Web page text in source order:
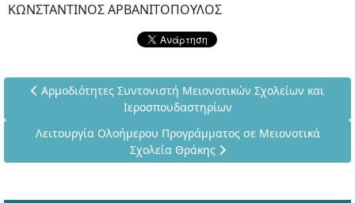
ΚΩΝΣΤΑΝΤΙΝΟΣ ΑΡΒΑΝΙΤΟΠΟΥΛΟΣ
Προηγούμενο άρθρο: Αρμοδιότητες Συντονιστή
Αρμοδιότητες Συντονιστή Μειονοτικών Σχολείων και
Ιεροσπουδαστηρίων
Επόμενο άρθρο: Λειτουργία Ολοήμερου Προγράμματος σε
Λειτουργία Ολοήμερου Προγράμματος σε Μειονοτικά
Σχολεία Θράκης